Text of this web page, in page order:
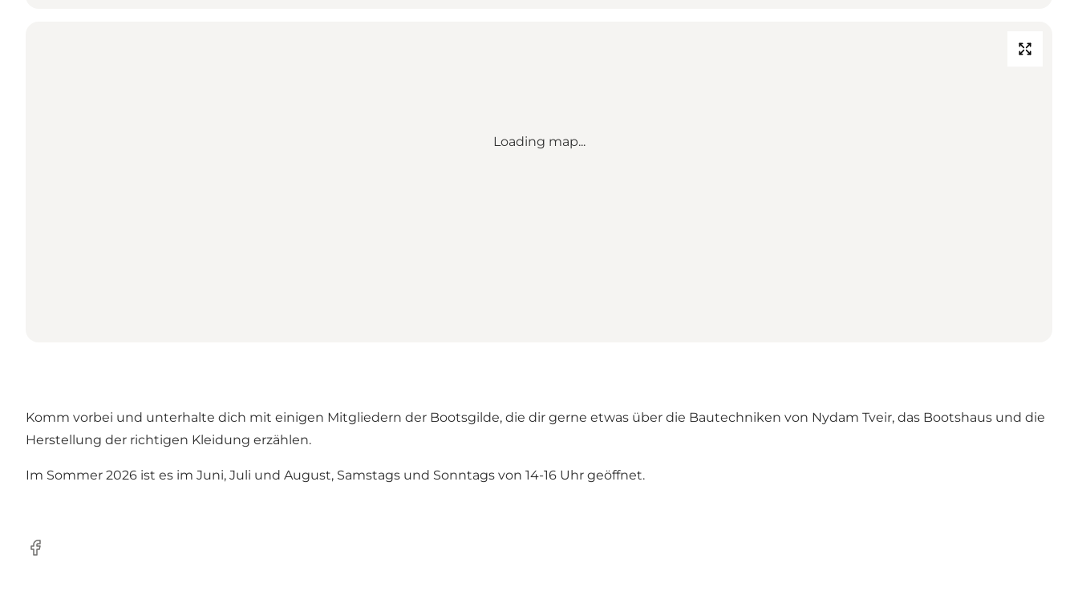
Loading map...
Komm vorbei und unterhalte dich mit einigen Mitgliedern der Bootsgilde, die dir gerne etwas über die Bautechniken von Nydam Tveir, das Bootshaus und die
Herstellung der richtigen Kleidung erzählen.
Im Sommer 2026 ist es im Juni, Juli und August, Samstags und Sonntags von 14-16 Uhr geöffnet.
facebook